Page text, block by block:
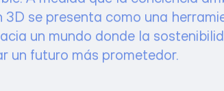
3D se presenta como una
un mundo donde la
un futuro más prometedor.